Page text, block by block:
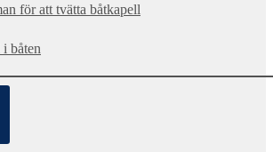
för att tvätta båtkapell
båten